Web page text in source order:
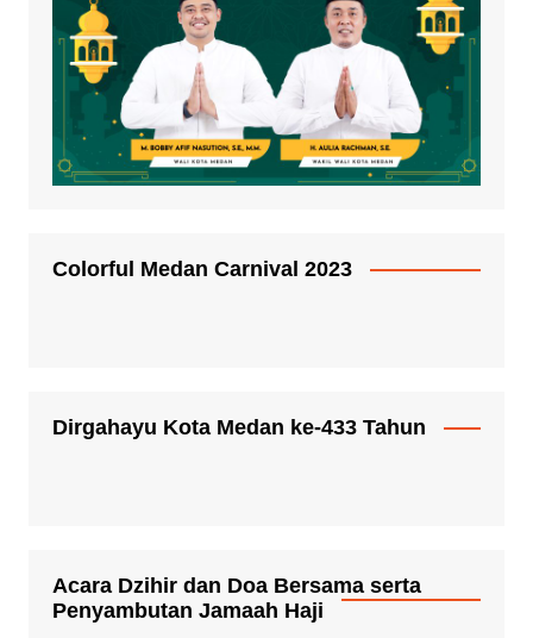
Colorful Medan Carnival 2023
Dirgahayu Kota Medan ke-433 Tahun
Acara Dzihir dan Doa Bersama serta
Penyambutan Jamaah Haji